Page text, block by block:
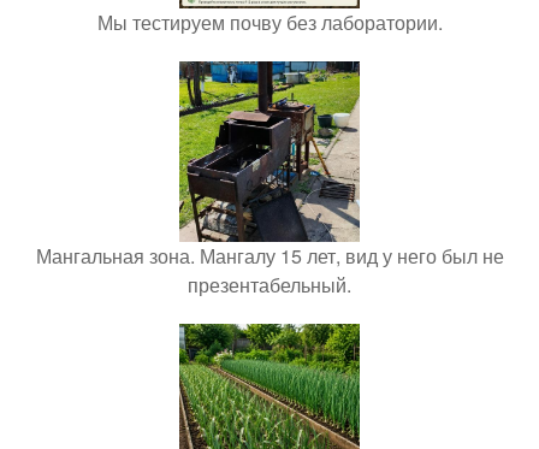
Мы тестируем почву без лаборатории.
Мангальная зона. Мангалу 15 лет, вид у него был не
презентабельный.